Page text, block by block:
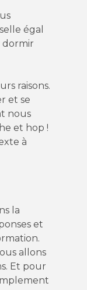
égal
dormir
raisons.
et se
nous
et hop !
à
la
et
allons
Et pour